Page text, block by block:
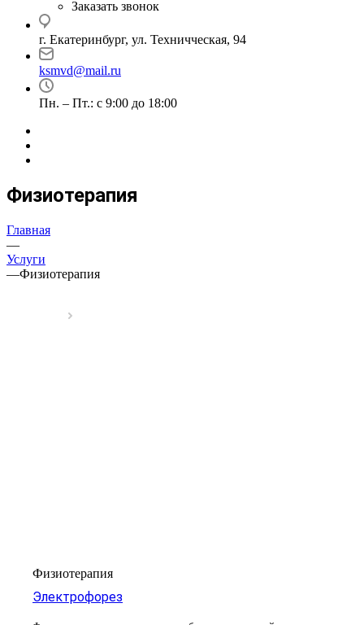
Заказать звонок
г. Екатеринбург, ул. Техничческая, 94
ksmvd@mail.ru
Пн. – Пт.: с 9:00 до 18:00
Физиотерапия
Главная
—
Услуги
—Физиотерапия
Физиотерапия
Электрофорез